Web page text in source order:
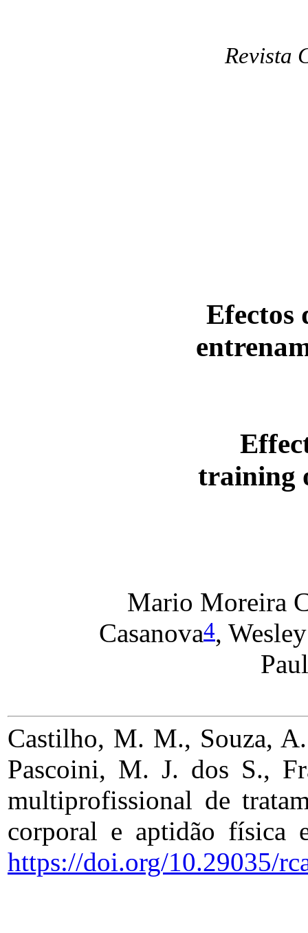
Revista
Efectos
training
Mario Moreira
Casanova4,
Castilho, M. M., Souza,
Pascoini, M. J. dos S.,
multiprofissional de
corporal e aptidão física
https://doi.org/10.29035/